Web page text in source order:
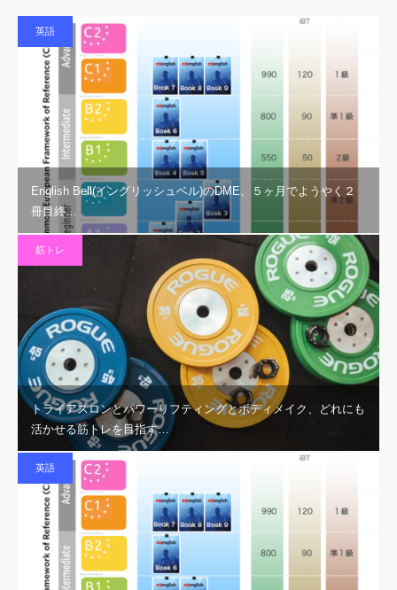
英語
English Bell(イングリッシュベル)のDME、５ヶ月でようやく２
冊目終…
筋トレ
トライアスロンとパワーリフティングとボディメイク、どれにも
活かせる筋トレを目指す…
英語